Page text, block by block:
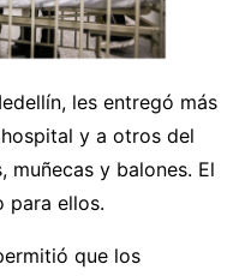
les entregó más
y a otros del
muñecas y balones. El
para ellos.
que los